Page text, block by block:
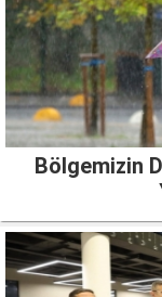
Bölgemizin